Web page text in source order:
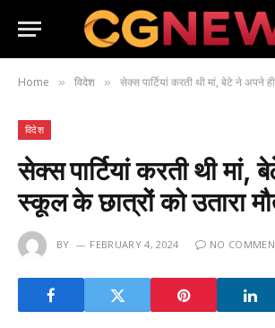
Home » विदेश » सेक्स पार्टियां करती थी मां, बेटे ने अपने ही स्कूल
विदेश
सेक्स पार्टियां करती थी मां,
स्कूल के छात्रों को उतारा
BY FEBRUARY 4, 2024 NO